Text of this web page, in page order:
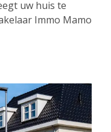
uw huis te
Immo Mamo